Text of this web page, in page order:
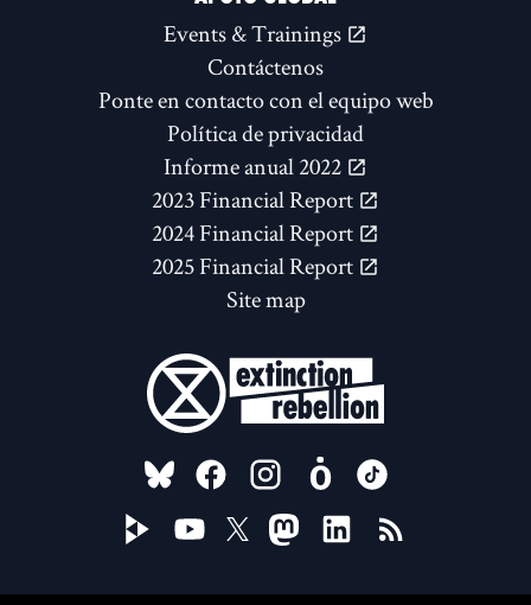
Events & Trainings
Contáctenos
Ponte en contacto con el equipo web
Política de privacidad
Informe anual 2022
2023 Financial Report
2024 Financial Report
2025 Financial Report
Site map
FOLLOW US ON